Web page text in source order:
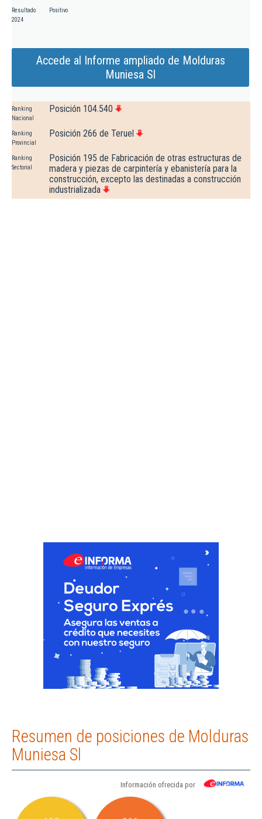
Resultado
2024
Positivo
Accede al Informe ampliado de Molduras
Muniesa Sl
Ranking
Nacional
Posición 104.540
Ranking
Provincial
Posición 266 de Teruel
Ranking
Sectorial
Posición 195 de Fabricación de otras estructuras de
madera y piezas de carpintería y ebanistería para la
construcción, excepto las destinadas a construcción
industrializada
Resumen de posiciones de Molduras
Muniesa Sl
Información ofrecida por